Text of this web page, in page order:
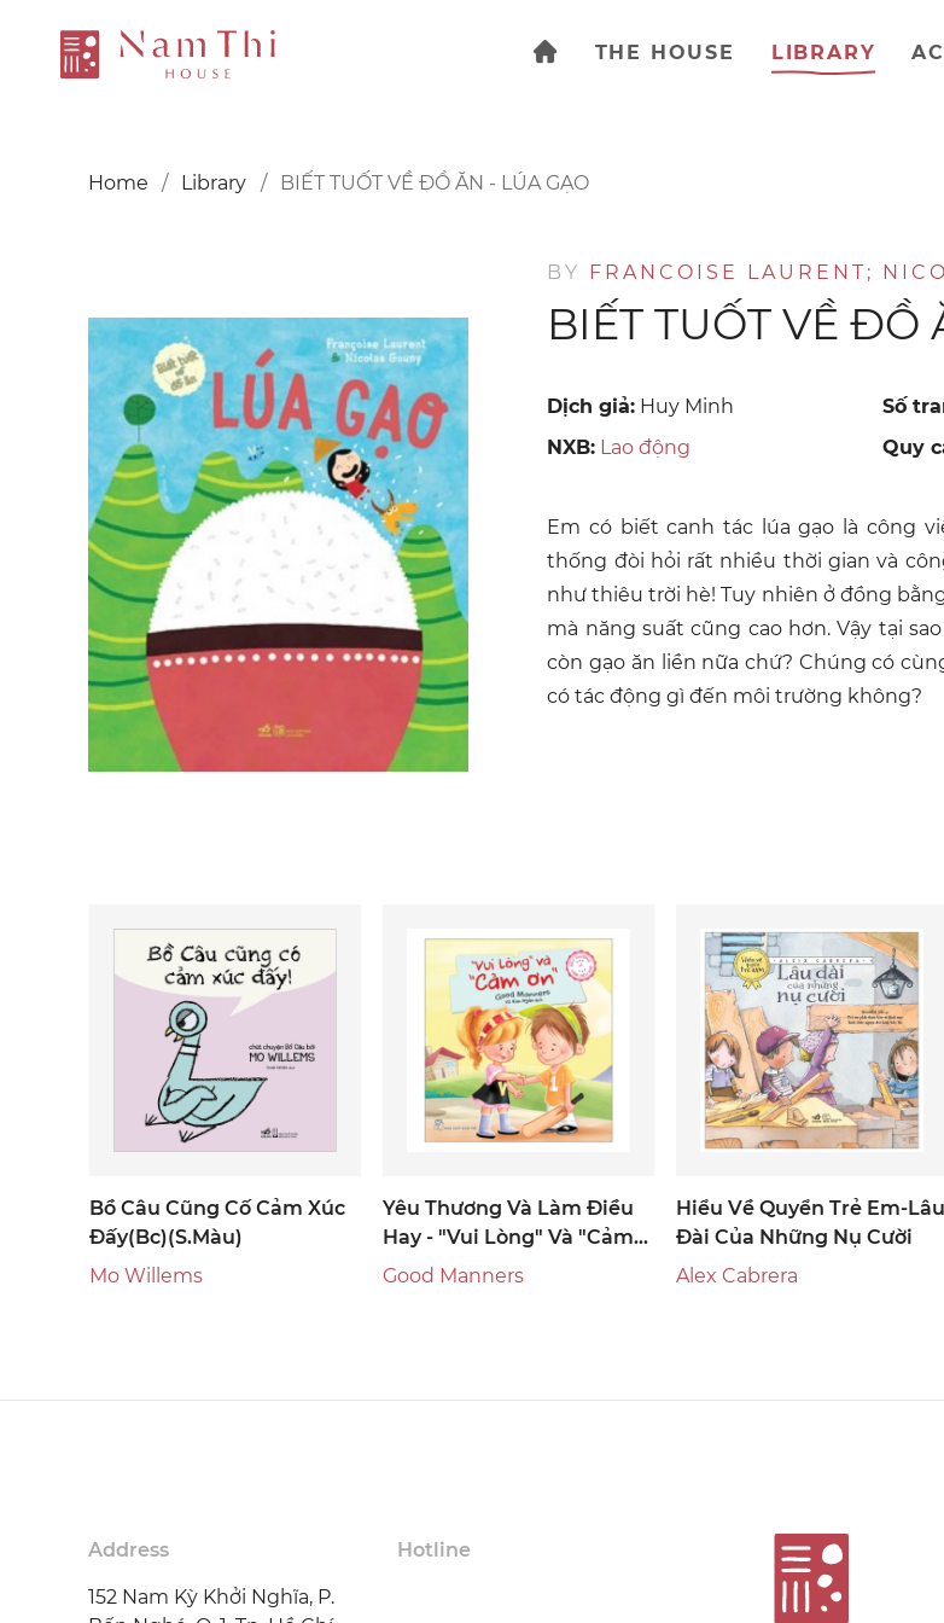
THE HOUSE LIBRARY
Home Library BIẾT TUỐT VỀ ĐỒ ĂN - LÚA GẠO
BY FRANCOISE LAURENT;
BIẾT TUỐT VỀ ĐỒ
Dịch giả: Huy Minh Số
NXB: Lao động Quy
Em có biết canh tác lúa gạo là công
thống đòi hỏi rất nhiều thời gian và
như thiêu trời hè! Tuy nhiên ở đồng
mà năng suất cũng cao hơn. Vậy tại
còn gạo ăn liền nữa chứ? Chúng có
có tác động gì đến môi trường không?
Bồ Câu Cũng Cố Cảm Xúc
Đấy(bc)(s.màu)
Mo Willems
Yêu Thương Và Làm Điều
Hay - "vui Lòng" Và "cảm
Ơn"
Good Manners
Hiểu Về Quyển Trẻ Em-Lâu
Đài Của Những Nụ Cười
Alex Cabrera
Address
152 Nam Kỳ Khởi Nghĩa, P.
Hotline